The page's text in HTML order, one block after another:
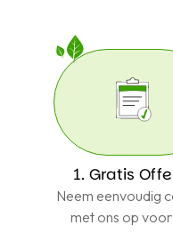
1. Gratis
Neem eenvoudig
met ons op